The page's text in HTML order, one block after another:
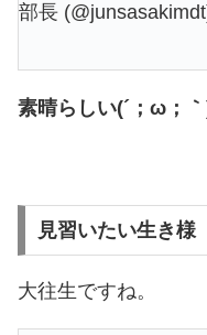
部長
素晴らしい(´；ω；
見習いたい生き様
大往生ですね。